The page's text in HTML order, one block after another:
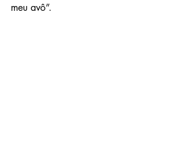
meu avô”.